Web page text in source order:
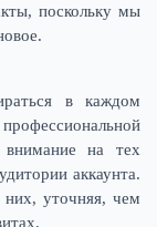
поскольку мы
в каждом
внимание на тех
аккаунта.
них, уточняя, чем